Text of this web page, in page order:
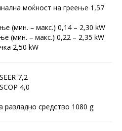
моќност на греење 1,57
(мин. – макс.) 0,14 – 2,30 kW
(мин. – макс.) 0,22 – 2,35 kW
2,50 kW
7,2
4,0
средство 1080 g